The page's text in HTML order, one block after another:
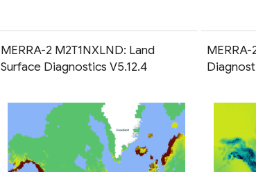
MERRA-2 M2T1NXLND: Land
Surface Diagnostics V5.12.4
MERRA-